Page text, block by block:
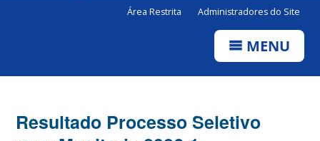
Área Restrita Administradores do Site
MENU
Resultado Processo Seletivo